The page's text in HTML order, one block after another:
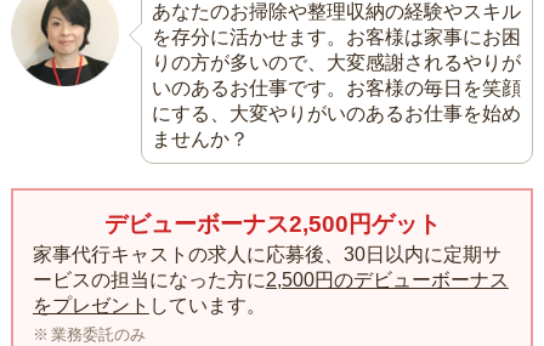
あなたのお掃除や整理収納の経験やスキル
を存分に活かせます。お客様は家事にお困
りの方が多いので、大変感謝されるやりが
いのあるお仕事です。お客様の毎日を笑顔
にする、大変やりがいのあるお仕事を始め
ませんか？
デビューボーナス2,500円ゲット
家事代行キャストの求人に応募後、30日以内に定期サ
ービスの担当になった方に2,500円のデビューボーナス
をプレゼント しています。
業務委託のみ